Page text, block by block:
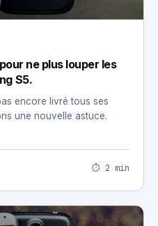
ne plus louper les
S5.
encore livré tous ses
une nouvelle astuce.
⏱ 2 min